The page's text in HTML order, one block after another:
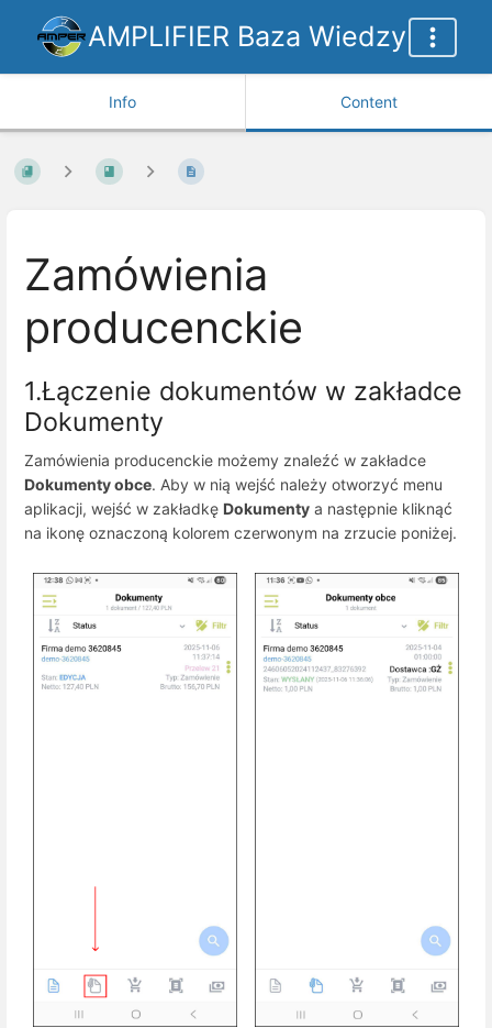
AMPLIFIER Baza Wiedzy
Info Content
Zamówienia
producenckie
1.Łączenie dokumentów w zakładce
Dokumenty
Zamówienia producenckie możemy znaleźć w zakładce
Dokumenty obce. Aby w nią wejść należy otworzyć menu
aplikacji, wejść w zakładkę Dokumenty a następnie kliknąć
na ikonę oznaczoną kolorem czerwonym na zrzucie poniżej.